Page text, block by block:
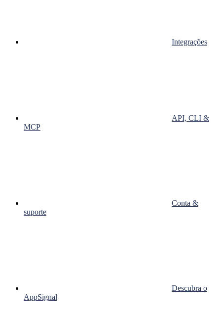
Integrações
API, CLI &
MCP
Conta &
suporte
Descubra o
AppSignal